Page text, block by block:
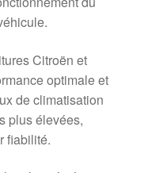
Citroën et
optimale et
de climatisation
plus élevées,
fiabilité.